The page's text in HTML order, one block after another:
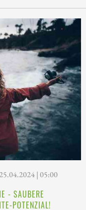
| 05:00
- SAUBERE
POTENZIAL!